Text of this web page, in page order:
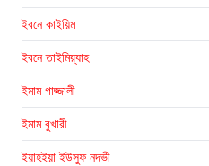
ইবনে কাইয়িম
ইবনে তাইমিয়্যাহ
ইমাম গাজ্জালী
ইমাম বুখারী
ইয়াহইয়া ইউসুফ নদভী